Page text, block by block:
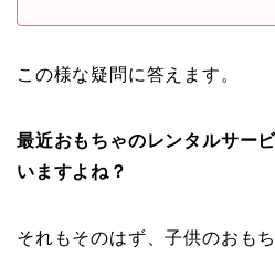
この様な疑問に答えます。
最近おもちゃのレンタルサー
いますよね？
それもそのはず、子供のおも